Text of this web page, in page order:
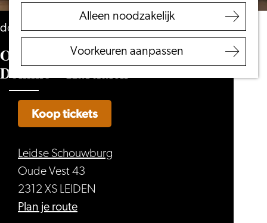
Alleen noodzakelijk
Voorkeuren aanpassen
VVV Leiden
Bereikbaarheid
Regio Leiden
donderdag 5 november
Ongekend Talent | Theatergroep
Domino – Hartfalen
Leidse Schouwburg
Oude Vest 43
2312 XS LEIDEN
Plan je routenaar
Koop tickets